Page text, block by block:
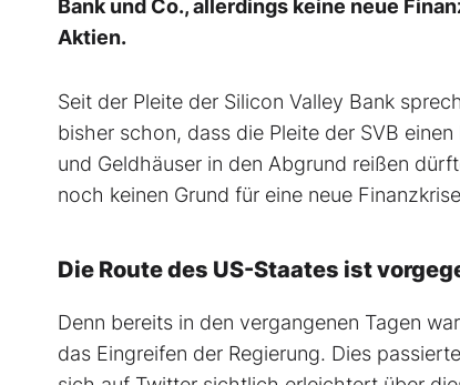
Bank und Co., allerdings keine neue
Aktien.
Seit der Pleite der Silicon Valley Bank
bisher schon, dass die Pleite der SVB
und Geldhäuser in den Abgrund reißen
noch keinen Grund für eine neue
Die Route des US-Staates ist
Denn bereits in den vergangenen Tagen
das Eingreifen der Regierung. Dies